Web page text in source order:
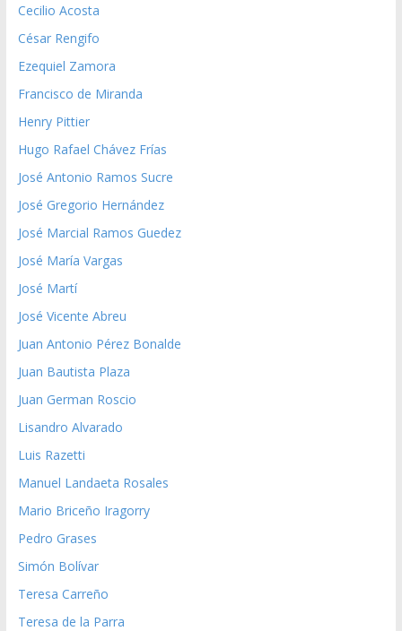
Cecilio Acosta
César Rengifo
Ezequiel Zamora
Francisco de Miranda
Henry Pittier
Hugo Rafael Chávez Frías
José Antonio Ramos Sucre
José Gregorio Hernández
José Marcial Ramos Guedez
José María Vargas
José Martí
José Vicente Abreu
Juan Antonio Pérez Bonalde
Juan Bautista Plaza
Juan German Roscio
Lisandro Alvarado
Luis Razetti
Manuel Landaeta Rosales
Mario Briceño Iragorry
Pedro Grases
Simón Bolívar
Teresa Carreño
Teresa de la Parra